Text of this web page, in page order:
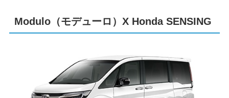
Modulo（モデューロ）X Honda SENSING